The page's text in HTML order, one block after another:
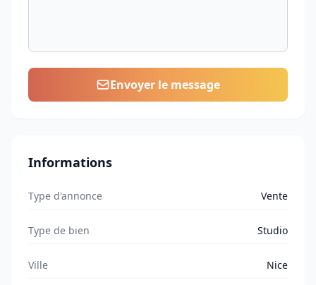
Envoyer le message
Informations
Type d'annonce Vente
Type de bien Studio
Ville Nice